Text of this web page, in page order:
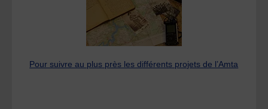
Pour suivre au plus près les différents projets de l’Amta